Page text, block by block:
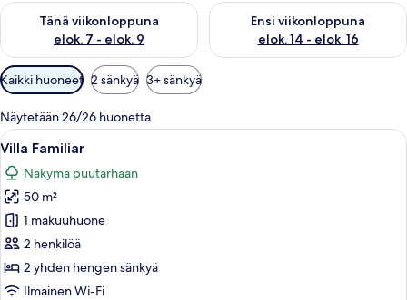
Tänä viikonloppuna
elok. 7 - elok. 9
Tarkista tämän viikonlopun saatavuus elok. 7 - elok. 9
Ensi viikonloppuna
elok. 14 - elok. 16
Tarkista ensi viikonlopun
Huoneille
saatavilla
olevia
suodattimia
Kaikki huoneet 2 sänkyä 3+ sänkyä
Näytetään 26/26 huonetta
Avaa
kaikki
huonetyypin
Villa
Familiar
kuvat
Allergiatestatut vuodevaatteet,
6
Villa Familiar
Näkymä puutarhaan
50 m²
1 makuuhuone
2 henkilöä
2 yhden hengen sänkyä
Ilmainen Wi-Fi